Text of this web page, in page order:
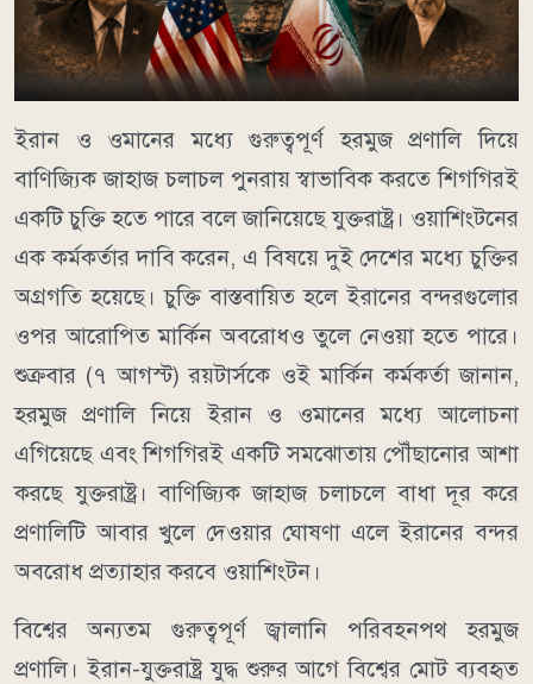
ইরান ও ওমানের মধ্যে গুরুত্বপূর্ণ হরমুজ প্রণালি দিয়ে
বাণিজ্যিক জাহাজ চলাচল পুনরায় স্বাভাবিক করতে শিগগিরই
একটি চুক্তি হতে পারে বলে জানিয়েছে যুক্তরাষ্ট্র। ওয়াশিংটনের
এক কর্মকর্তার দাবি করেন, এ বিষয়ে দুই দেশের মধ্যে চুক্তির
অগ্রগতি হয়েছে। চুক্তি বাস্তবায়িত হলে ইরানের বন্দরগুলোর
ওপর আরোপিত মার্কিন অবরোধও তুলে নেওয়া হতে পারে।
শুক্রবার (৭ আগস্ট) রয়টার্সকে ওই মার্কিন কর্মকর্তা জানান,
হরমুজ প্রণালি নিয়ে ইরান ও ওমানের মধ্যে আলোচনা
এগিয়েছে এবং শিগগিরই একটি সমঝোতায় পৌঁছানোর আশা
করছে যুক্তরাষ্ট্র। বাণিজ্যিক জাহাজ চলাচলে বাধা দূর করে
প্রণালিটি আবার খুলে দেওয়ার ঘোষণা এলে ইরানের বন্দর
অবরোধ প্রত্যাহার করবে ওয়াশিংটন।
বিশ্বের অন্যতম গুরুত্বপূর্ণ জ্বালানি পরিবহনপথ হরমুজ
প্রণালি। ইরান-যুক্তরাষ্ট্র যুদ্ধ শুরুর আগে বিশ্বের মোট ব্যবহৃত